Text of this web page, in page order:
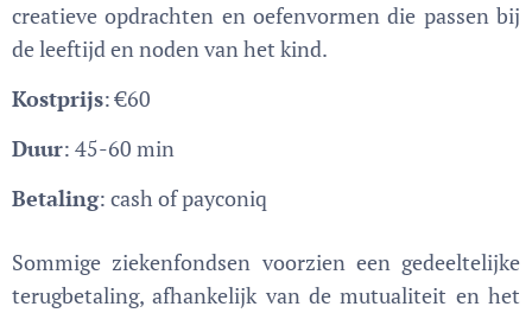
creatieve opdrachten en oefenvormen die passen bij
de leeftijd en noden van het kind.
Kostprijs: €60
Duur: 45-60 min
Betaling: cash of payconiq
Sommige ziekenfondsen voorzien een gedeeltelijke
terugbetaling, afhankelijk van de mutualiteit en het